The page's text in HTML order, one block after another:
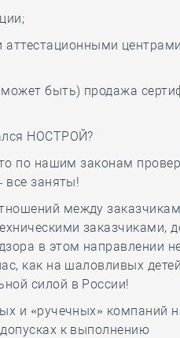
аттестационными
быть) продажа
НОСТРОЙ?
по нашим законам
заняты!
между
заказчиками,
в этом направлении
как на шаловливых
силой в России!
и «ручечных» компаний
к выполнению